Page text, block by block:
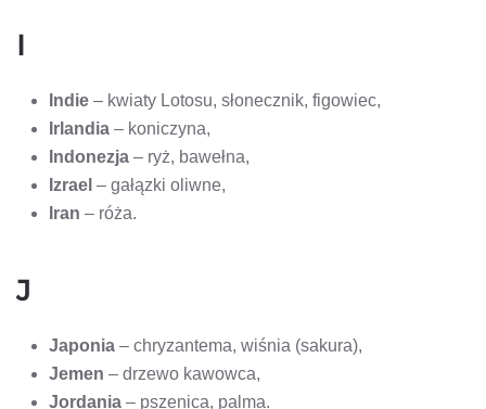
I
Indie – kwiaty Lotosu, słonecznik, figowiec,
Irlandia – koniczyna,
Indonezja – ryż, bawełna,
Izrael – gałązki oliwne,
Iran – róża.
J
Japonia – chryzantema, wiśnia (sakura),
Jemen – drzewo kawowca,
Jordania – pszenica, palma.